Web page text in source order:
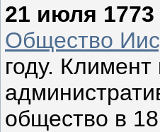
21 июля 1773
Общество
году.
общество в